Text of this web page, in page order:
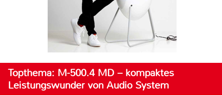
Topthema: M-500.4 MD – kompaktes
Leistungswunder von Audio System